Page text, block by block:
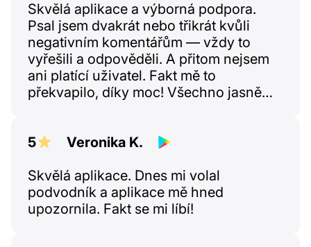
Skvělá aplikace a výborná podpora.
Psal jsem dvakrát nebo třikrát kvůli
negativním komentářům — vždy to
vyřešili a odpověděli. A přitom nejsem
ani platící uživatel. Fakt mě to
překvapilo, díky moc! Všechno jasně
5
Veronika K.
Skvělá aplikace. Dnes mi volal
podvodník a aplikace mě hned
upozornila. Fakt se mi líbí!